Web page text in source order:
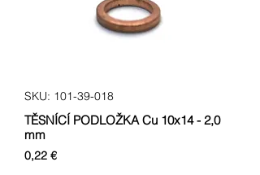
SKU: 101-39-018
TĚSNÍCÍ PODLOŽKA Cu 10x14 - 2,0
mm
0,22 €Cena